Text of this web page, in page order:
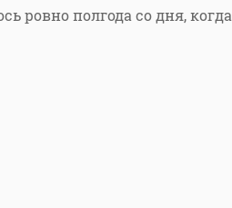
ровно полгода со дня, когда